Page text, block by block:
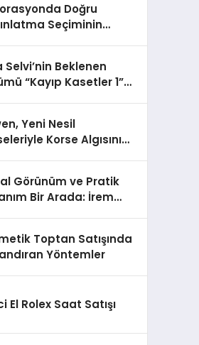
Doğru
Seçiminin
Selvi’nin Beklenen
“Kayıp Kasetler 1”
Yeni Nesil
Korse Algısını
Görünüm ve Pratik
Bir Arada: İrem
Toptan Satışında
Yöntemler
El Rolex Saat Satışı